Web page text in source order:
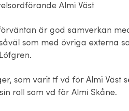
Almi Väst
är god samverkan
som med övriga externa
som varit tf vd för Almi Väst
roll som vd för Almi Skåne.